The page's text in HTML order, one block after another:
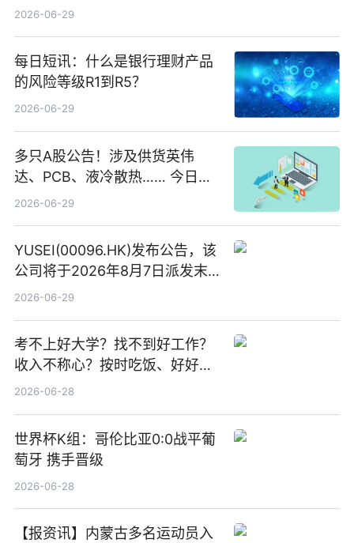
2026-06-29
每日短讯：什么是银行理财产品
的风险等级R1到R5？
2026-06-29
多只A股公告！涉及供货英伟
达、PCB、液冷散热…… 今日快
讯
2026-06-29
YUSEI(00096.HK)发布公告，该
公司将于2026年8月7日派发末
期股息每股人民币0.013元 每日
2026-06-29
考不上好大学？找不到好工作？
收入不称心？按时吃饭、好好睡
觉
2026-06-28
世界杯K组：哥伦比亚0:0战平葡
萄牙 携手晋级
2026-06-28
【报资讯】内蒙古多名运动员入